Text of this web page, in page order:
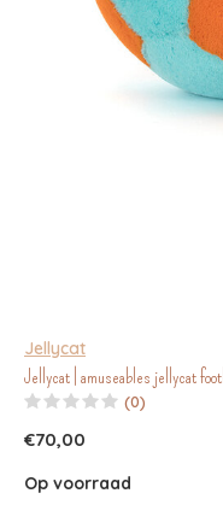
Jellycat
Jellycat | amuseables jellycat
(0)
€70,00
Op voorraad